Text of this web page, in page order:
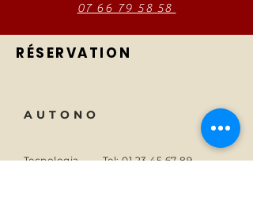
07 66 79 58 58
RÉSERVATION
AUTONO
Tecnologia Tel:01 23 45 67 89